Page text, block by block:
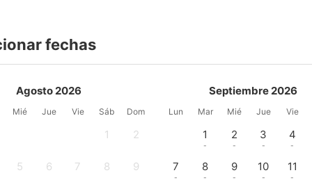
fechas
Agosto 2026
Mié Jue Vie Sáb Dom
1 2
5 6 7 8 9
Septiembre 2026
Lun Mar Mié Jue Vie
1
-
2
-
3
-
4
-
7
-
8
-
9
-
10
-
11
-